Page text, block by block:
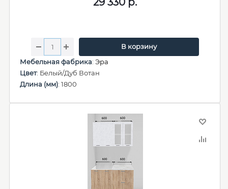
В корзину
Мебельная фабрика: Эра
Цвет: Белый/Дуб Вотан
Длина (мм): 1800